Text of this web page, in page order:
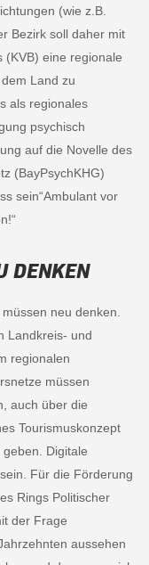
(wie z.B.
Bezirk soll daher mit
(KVB) eine regionale
Land zu
als regionales
psychisch
auf die Novelle des
(BayPsychKHG)
sein“Ambulant vor
DENKEN
neu denken.
Landkreis- und
regionalen
müssen
auch über die
Tourismuskonzept
Digitale
Für die Förderung
Rings Politischer
der Frage
aussehen